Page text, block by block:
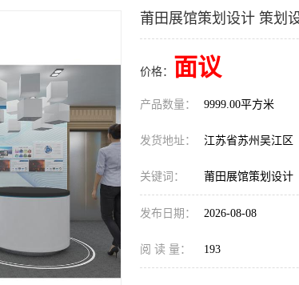
莆田展馆策划设计 策划
价格： 面议
产品数量： 9999.00平方米
发货地址： 江苏省苏州吴江区
关键词： 莆田展馆策划设计
发布日期： 2026-08-08
阅 读 量： 193